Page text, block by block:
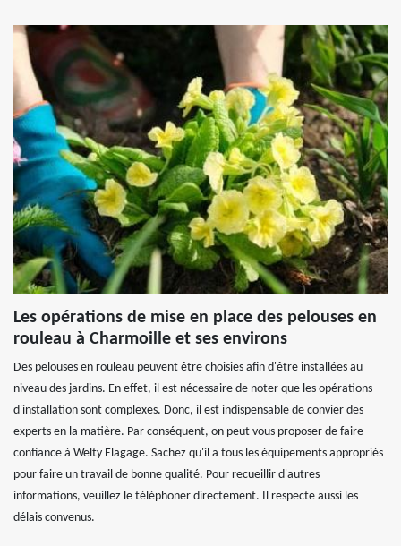
Les opérations de mise en place des pelouses en
rouleau à Charmoille et ses environs
Des pelouses en rouleau peuvent être choisies afin d'être installées au
niveau des jardins. En effet, il est nécessaire de noter que les opérations
d'installation sont complexes. Donc, il est indispensable de convier des
experts en la matière. Par conséquent, on peut vous proposer de faire
confiance à Welty Elagage. Sachez qu'il a tous les équipements appropriés
pour faire un travail de bonne qualité. Pour recueillir d'autres
informations, veuillez le téléphoner directement. Il respecte aussi les
délais convenus.